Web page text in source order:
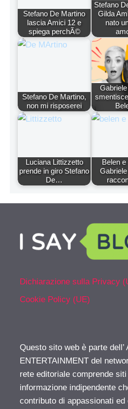
Stefano De Martino
lascia Amici 12 e
spiega perchÃ©
Stefano
Gilda
nato
Stefano De Martino,
non mi risposerei
Luciana Littizzetto
prende in giro Stefano
De…
Belen e
Dichiarazione sulla Privacy
Cookie Policy (UE)
Questo sito web è parte dell’
ENTERTAINMENT del
rete editoriale comprende
informazione indipendente
contributo di appassionati